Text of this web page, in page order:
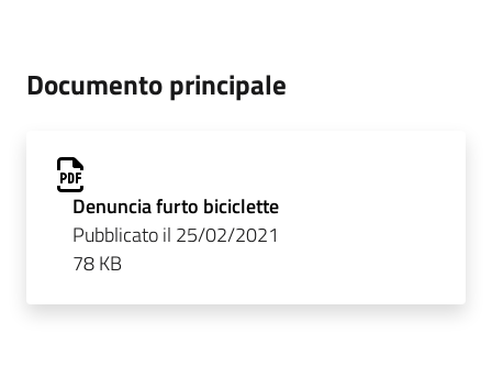
Documento principale
Denuncia furto biciclette
Pubblicato il 25/02/2021
78 KB